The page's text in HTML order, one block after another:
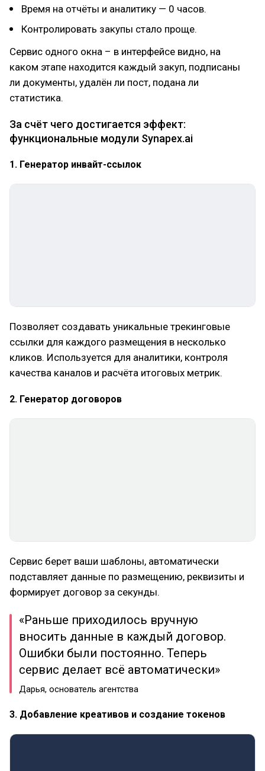
Время на отчёты и аналитику — 0 часов.
Контролировать закупы стало проще.
Сервис одного окна – в интерфейсе видно, на
каком этапе находится каждый закуп, подписаны
ли документы, удалён ли пост, подана ли
статистика.
За счёт чего достигается эффект:
функциональные модули Synapex.ai
1. Генератор инвайт-ссылок
Позволяет создавать уникальные трекинговые
ссылки для каждого размещения в несколько
кликов. Используется для аналитики, контроля
качества каналов и расчёта итоговых метрик.
2. Генератор договоров
Сервис берет ваши шаблоны, автоматически
подставляет данные по размещению, реквизиты и
формирует договор за секунды.
«Раньше приходилось вручную
вносить данные в каждый договор.
Ошибки были постоянно. Теперь
сервис делает всё автоматически»
Дарья, основатель агентства
3. Добавление креативов и создание токенов